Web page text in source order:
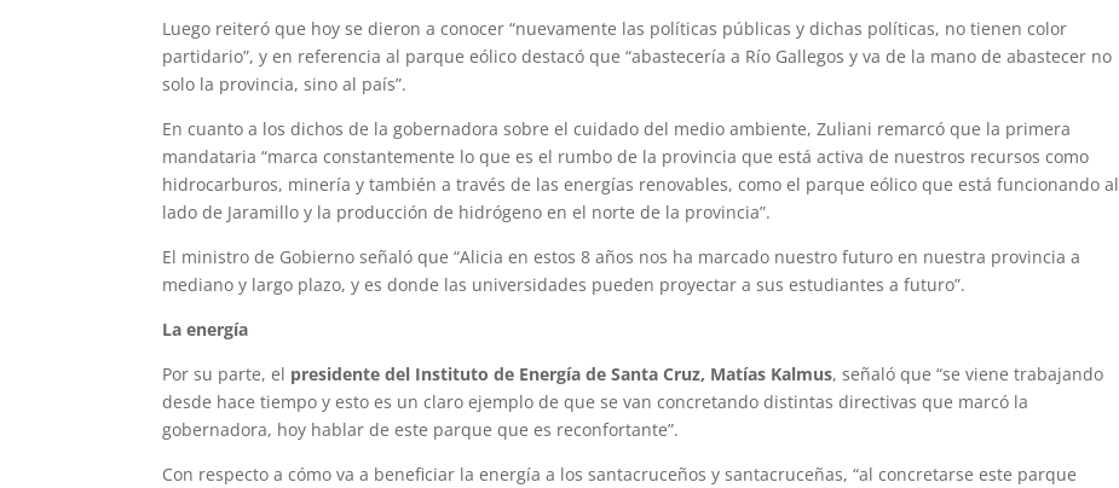
Luego reiteró que hoy se dieron a conocer “nuevamente las políticas públicas y dichas políticas, no tienen color
partidario”, y en referencia al parque eólico destacó que “abastecería a Río Gallegos y va de la mano de abastecer no
solo la provincia, sino al país”.
En cuanto a los dichos de la gobernadora sobre el cuidado del medio ambiente, Zuliani remarcó que la primera
mandataria “marca constantemente lo que es el rumbo de la provincia que está activa de nuestros recursos como
hidrocarburos, minería y también a través de las energías renovables, como el parque eólico que está funcionando al
lado de Jaramillo y la producción de hidrógeno en el norte de la provincia”.
El ministro de Gobierno señaló que “Alicia en estos 8 años nos ha marcado nuestro futuro en nuestra provincia a
mediano y largo plazo, y es donde las universidades pueden proyectar a sus estudiantes a futuro”.
La energía
Por su parte, el presidente del Instituto de Energía de Santa Cruz, Matías Kalmus, señaló que “se viene trabajando
desde hace tiempo y esto es un claro ejemplo de que se van concretando distintas directivas que marcó la
gobernadora, hoy hablar de este parque que es reconfortante”.
Con respecto a cómo va a beneficiar la energía a los santacruceños y santacruceñas, “al concretarse este parque